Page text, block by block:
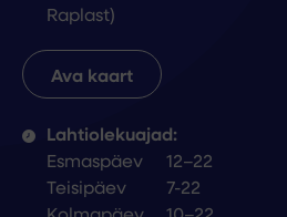
Raplast)
Ava kaart
Lahtiolekuajad:
Esmaspäev
12–22
Teisipäev
7-22